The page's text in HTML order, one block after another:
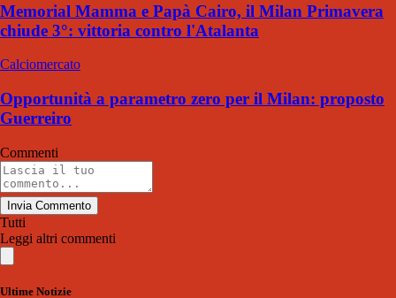
Memorial Mamma e Papà Cairo, il Milan Primavera
chiude 3°: vittoria contro l'Atalanta
Calciomercato
Opportunità a parametro zero per il Milan: proposto
Guerreiro
Commenti
Invia Commento
Tutti
Leggi altri commenti
Ultime Notizie